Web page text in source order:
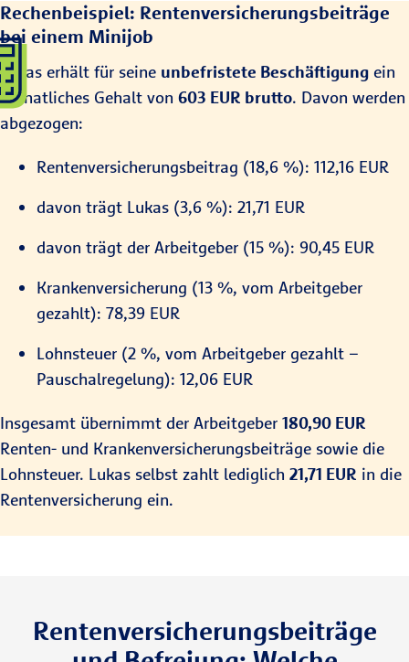
Rechenbeispiel: Rentenversicherungsbeiträge
bei einem Minijob
Lukas erhält für seine unbefristete Beschäftigung ein
monatliches Gehalt von 603 EUR brutto. Davon werden
abgezogen:
Rentenversicherungsbeitrag (18,6 %): 112,16 EUR
davon trägt Lukas (3,6 %): 21,71 EUR
davon trägt der Arbeitgeber (15 %): 90,45 EUR
Krankenversicherung (13 %, vom Arbeitgeber
gezahlt): 78,39 EUR
Lohnsteuer (2 %, vom Arbeitgeber gezahlt –
Pauschalregelung): 12,06 EUR
Insgesamt übernimmt der Arbeitgeber 180,90 EUR
Renten- und Krankenversicherungsbeiträge sowie die
Lohnsteuer. Lukas selbst zahlt lediglich 21,71 EUR in die
Rentenversicherung ein.
Rentenversicherungsbeiträge